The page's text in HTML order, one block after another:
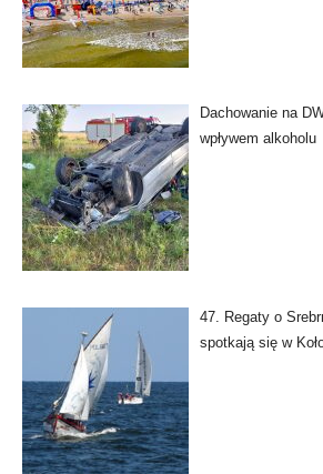
Dachowanie na
wpływem alkoholu
47. Regaty o
spotkają się w